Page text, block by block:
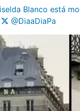
Blanco está
@DiaaDiaPa